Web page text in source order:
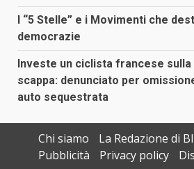
I “5 Stelle” e i Movimenti che
democrazie
Investe un ciclista francese
scappa: denunciato per
auto sequestrata
Chi siamo
La Redazione di
Pubblicità
Privacy policy